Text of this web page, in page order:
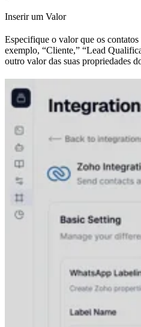
Inserir um Valor
Especifique o valor que os
exemplo, “Cliente,” “Lead
outro valor das suas propriedades